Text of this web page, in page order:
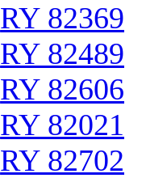
RY 82369
RY 82489
RY 82606
RY 82021
RY 82702